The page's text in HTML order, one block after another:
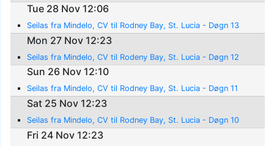
Tue 28 Nov 12:06
Seilas fra Mindelo, CV til Rodney Bay, St. Lucia - Døgn 13
Mon 27 Nov 12:23
Seilas fra Mindelo, CV til Rodeny Bay, St. Lucia - Døgn 12
Sun 26 Nov 12:10
Seilas fra Mindelo, CV til Rodney Bay, St. Lucia - Døgn 11
Sat 25 Nov 12:23
Seilas fra Mindelo, CV til Rodney Bay, St. Lucia - Døgn 10
Fri 24 Nov 12:23